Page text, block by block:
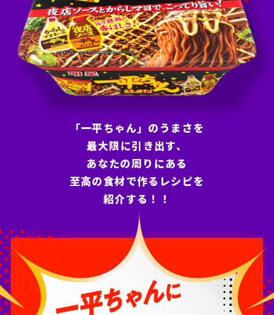
「一平ちゃん」のうまさを
最大限に引き出す、
あなたの周りにある
至高の食材で作るレシピを
紹介する！！